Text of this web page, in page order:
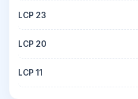
LCP 23
LCP 20
LCP 11